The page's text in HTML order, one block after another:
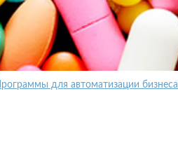
Программы для автоматизации бизнеса